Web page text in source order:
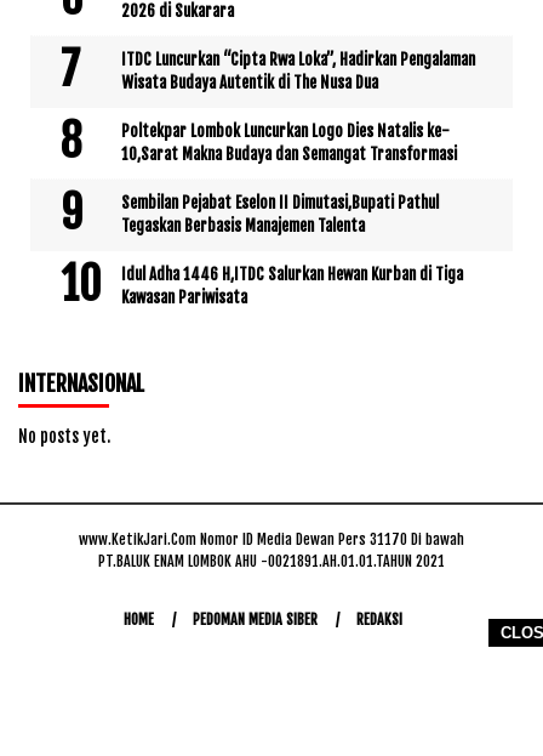
2026 di Sukarara
ITDC Luncurkan “Cipta Rwa Loka”, Hadirkan Pengalaman
Wisata Budaya Autentik di The Nusa Dua
Poltekpar Lombok Luncurkan Logo Dies Natalis ke-
10,Sarat Makna Budaya dan Semangat Transformasi
Sembilan Pejabat Eselon II Dimutasi,Bupati Pathul
Tegaskan Berbasis Manajemen Talenta
Idul Adha 1446 H,ITDC Salurkan Hewan Kurban di Tiga
Kawasan Pariwisata
INTERNASIONAL
No posts yet.
www.KetikJari.Com Nomor ID Media Dewan Pers 31170 Di bawah
PT.BALUK ENAM LOMBOK AHU -0021891.AH.01.01.TAHUN 2021
HOME PEDOMAN MEDIA SIBER REDAKSI